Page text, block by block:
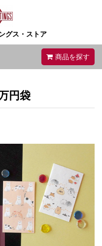
グス・ストア
商品を探す
円袋